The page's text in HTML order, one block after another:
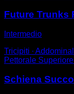
Future Trunks
Intermedio
Tricipiti ∙
Pettorale Superiore
Schiena Succo